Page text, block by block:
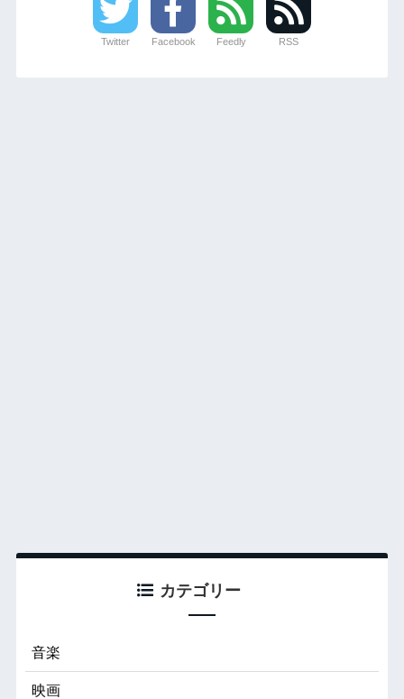
Twitter Facebook Feedly RSS
カテゴリー
音楽
映画